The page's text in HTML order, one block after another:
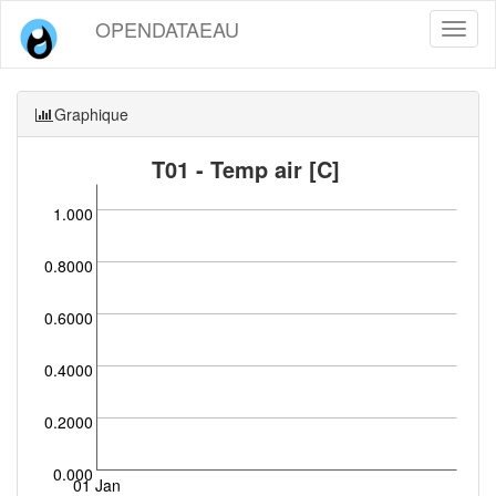
OPENDATAEAU
Graphique
T01 - Temp air [C]
0.000
0.2000
0.4000
0.6000
0.8000
1.000
01 Jan